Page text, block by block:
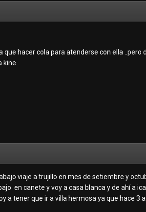
hacer cola para atenderse con ella ..pero
kine
viaje a trujillo en mes de setiembre y
en canete y voy a casa blanca y de ahí a
tener que ir a villa hermosa ya que hace 3